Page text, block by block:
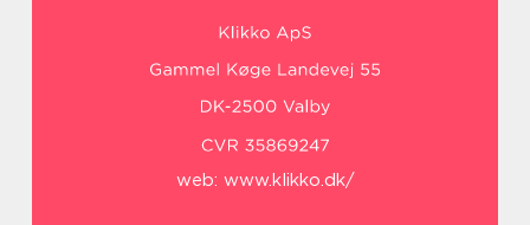
web: www.klikko.dk/